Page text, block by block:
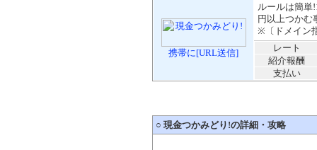
携帯に[URL送信]
ルールは簡単
円以上つかむ
※〔ドメイン
レート
紹介報酬
支払い
○ 現金つかみどり!の詳細・攻略